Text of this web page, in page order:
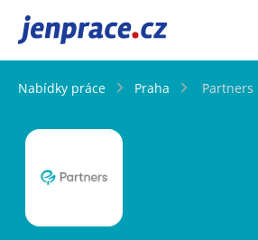
JenPráce.cz
Nabídky práce Praha Partners